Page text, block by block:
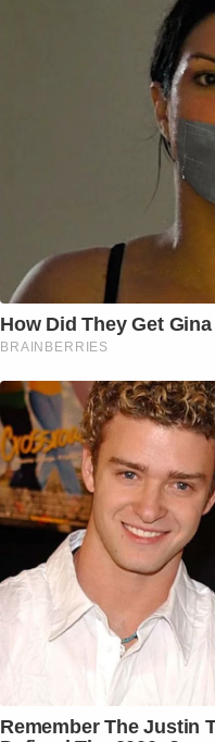
How Did They Get
BRAINBERRIES
Remember The Justin